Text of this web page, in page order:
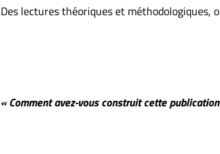
Des lectures théoriques et méthodologiques,
« Comment avez-vous construit cette